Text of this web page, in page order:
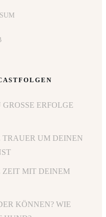
ERFOLGE E
TRAUER UM DEINEN
ZEIT MIT DEINEM
KÖNNEN? WIE